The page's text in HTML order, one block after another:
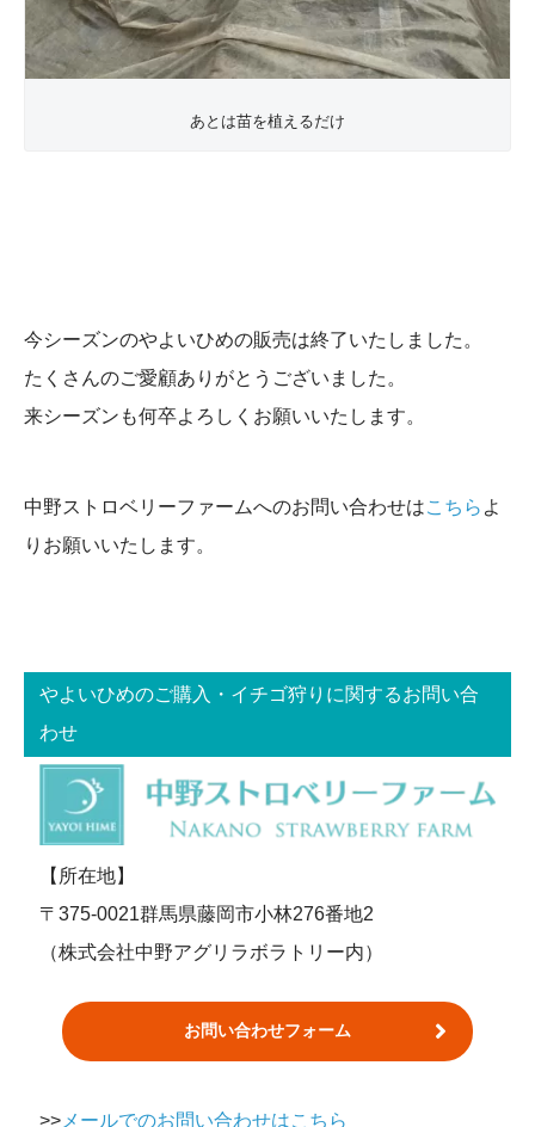
あとは苗を植えるだけ
今シーズンのやよいひめの販売は終了いたしました。
たくさんのご愛顧ありがとうございました。
来シーズンも何卒よろしくお願いいたします。
中野ストロベリーファームへのお問い合わせはこちら よ
りお願いいたします。
やよいひめのご購入・イチゴ狩りに関するお問い合
わせ
【所在地】
〒375-0021群馬県藤岡市小林276番地2
（株式会社中野アグリラボラトリー内）
お問い合わせフォーム
>>メールでのお問い合わせはこちら